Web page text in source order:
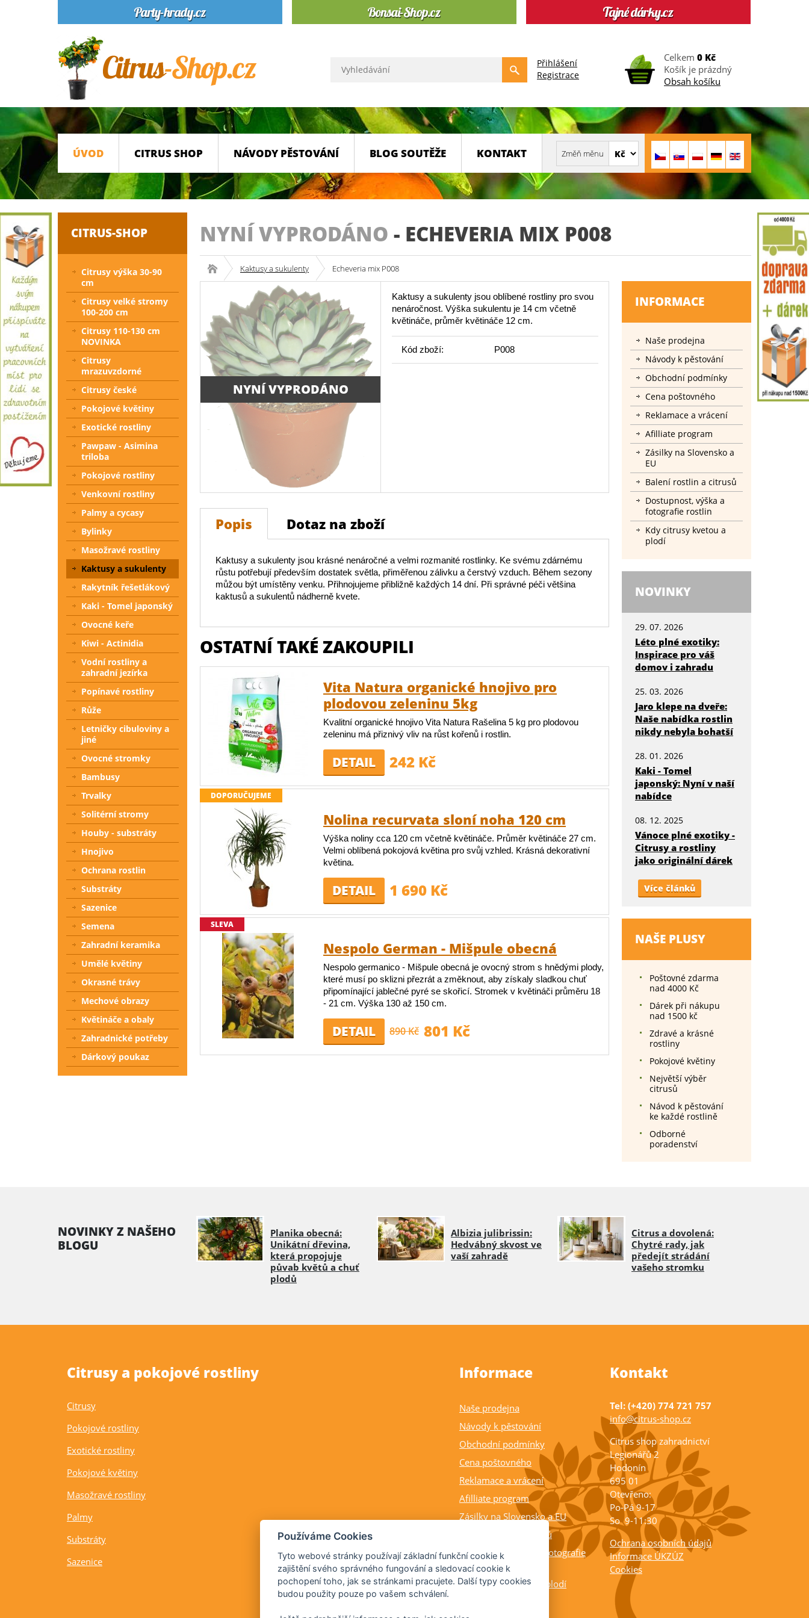
Přihlášení
Registrace
Celkem 0 Kč
Košík je prázdný
Obsah košíku
ÚVOD CITRUS SHOP NÁVODY PĚSTOVÁNÍ BLOG SOUTĚŽE KONTAKT
NYNÍ VYPRODÁNO - ECHEVERIA MIX P008
Kaktusy a sukulenty Echeveria mix P008
NYNÍ VYPRODÁNO
Kaktusy a sukulenty jsou oblíbené rostliny pro svou
nenáročnost. Výška sukulentu je 14 cm včetně
květináče, průměr květináče 12 cm.
Kód zboží: P008
Popis Dotaz na zboží
Kaktusy a sukulenty jsou krásné nenáročné a velmi rozmanité rostlinky. Ke svému zdárnému
růstu potřebují především dostatek světla, přiměřenou zálivku a čerstvý vzduch. Během sezony
můžou být umístěny venku. Přihnojujeme přibližně každých 14 dní. Při správné péči většina
kaktusů a sukulentů nádherně kvete.
OSTATNÍ TAKÉ ZAKOUPILI
Vita Natura organické hnojivo pro
plodovou zeleninu 5kg
Kvalitní organické hnojivo Vita Natura Rašelina 5 kg pro plodovou
zeleninu má přiznivý vliv na růst kořenů i rostlin.
DETAIL 242 Kč
DOPORUČUJEME
Nolina recurvata sloní noha 120 cm
Výška noliny cca 120 cm včetně květináče. Průměr květináče 27 cm.
Velmi oblíbená pokojová květina pro svůj vzhled. Krásná dekorativní
květina.
DETAIL 1 690 Kč
SLEVA
Nespolo German - Mišpule obecná
Nespolo germanico - Mišpule obecná je ovocný strom s hnědými plody,
které musí po sklizni přezrát a změknout, aby získaly sladkou chuť
připomínající jablečné pyré se skořicí. Stromek v květináči průměru 18
- 21 cm. Výška 130 až 150 cm.
DETAIL 890 Kč 801 Kč
INFORMACE
Naše prodejna
Návody k pěstování
Obchodní podmínky
Cena poštovného
Reklamace a vrácení
Afilliate program
Zásilky na Slovensko a
EU
Balení rostlin a citrusů
Dostupnost, výška a
fotografie rostlin
Kdy citrusy kvetou a
plodí
NOVINKY
29. 07. 2026
Léto plné exotiky:
Inspirace pro váš
domov i zahradu
25. 03. 2026
Jaro klepe na dveře:
Naše nabídka rostlin
nikdy nebyla bohatší
28. 01. 2026
Kaki - Tomel
japonský: Nyní v naší
nabídce
08. 12. 2025
Vánoce plné exotiky -
Citrusy a rostliny
jako originální dárek
Více článků
NAŠE PLUSY
Poštovné zdarma
nad 4000 Kč
Dárek při nákupu
nad 1500 kč
Zdravé a krásné
rostliny
Pokojové květiny
Největší výběr
citrusů
Návod k pěstování
ke každé rostlině
Odborné
poradenství
CITRUS-SHOP
Citrusy výška 30-90
cm
Citrusy velké stromy
100-200 cm
Citrusy 110-130 cm
NOVINKA
Citrusy
mrazuvzdorné
Citrusy české
Pokojové květiny
Exotické rostliny
Pawpaw - Asimina
triloba
Pokojové rostliny
Venkovní rostliny
Palmy a cycasy
Bylinky
Masožravé rostliny
Kaktusy a sukulenty
Rakytník řešetlákový
Kaki - Tomel japonský
Ovocné keře
Kiwi - Actinidia
Vodní rostliny a
zahradní jezírka
Popínavé rostliny
Růže
Letničky cibuloviny a
jiné
Ovocné stromky
Bambusy
Trvalky
Solitérní stromy
Houby - substráty
Hnojivo
Ochrana rostlin
Substráty
Sazenice
Semena
Zahradní keramika
Umělé květiny
Okrasné trávy
Mechové obrazy
Květináče a obaly
Zahradnické potřeby
Dárkový poukaz
NOVINKY Z NAŠEHO
BLOGU
Planika obecná:
Unikátní dřevina,
která propojuje
půvab květů a chuť
plodů
Albizia julibrissin:
Hedvábný skvost ve
vaší zahradě
Citrus a dovolená:
Chytré rady, jak
předejít strádání
vašeho stromku
Citrusy a pokojové rostliny
Citrusy
Pokojové rostliny
Exotické rostliny
Pokojové květiny
Masožravé rostliny
Palmy
Substráty
Sazenice
Informace
Naše prodejna
Návody k pěstování
Obchodní podmínky
Cena poštovného
Reklamace a vrácení
Afilliate program
Zásilky na Slovensko a EU
Balení rostlin a citrusů
Dostupnost, výška a fotografie
rostlin
Kdy citrusy kvetou a plodí
Kontakt
Tel: (+420) 774 721 757
info@citrus-shop.cz
Citrus shop zahradnictví
Legionářů 2
Hodonín
695 01
Otevřeno:
Po-Pá 9-17
So 9-11:30
Ochrana osobních údajů
Informace ÚKZÚZ
Cookies
Používáme Cookies
Tyto webové stránky používají základní funkční cookie k
zajištění svého správného fungování a sledovací cookie k
pochopení toho, jak se stránkami pracujete. Další typy cookies
budou použity pouze po vašem schválení.